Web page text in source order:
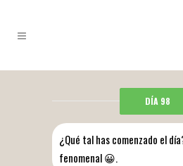
DÍA 98
¿Qué tal has comenzado el
fenomenal 😀.